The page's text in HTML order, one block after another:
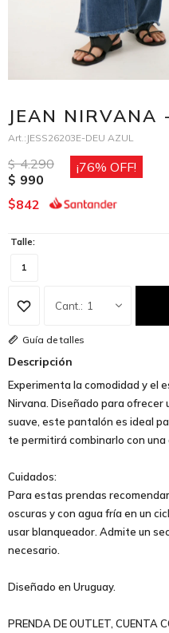
JEAN NIRVANA
JESS26203E-DEU AZUL
$ 4.290
$ 990
76
$842
Talle:
1
1
Guía de talles
Descripción
Experimenta la comodidad y el
Nirvana. Diseñado para ofrecer
suave, este pantalón es ideal
te permitirá combinarlo con una
Cuidados:
Para estas prendas
oscuras y con agua fría en un
usar blanqueador. Admite un
necesario.
Diseñado en Uruguay.
PRENDA DE OUTLET, CUENTA